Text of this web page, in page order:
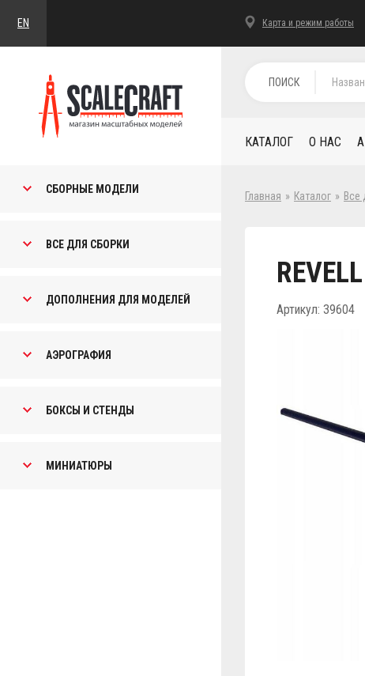
EN Карта и режим работы
СБОРНЫЕ МОДЕЛИ
ВСЕ ДЛЯ СБОРКИ
ДОПОЛНЕНИЯ ДЛЯ МОДЕЛЕЙ
АЭРОГРАФИЯ
БОКСЫ И СТЕНДЫ
МИНИАТЮРЫ
ПОИСК
КАТАЛОГ О НАС
Главная » Каталог » Все
Артикул: 39604